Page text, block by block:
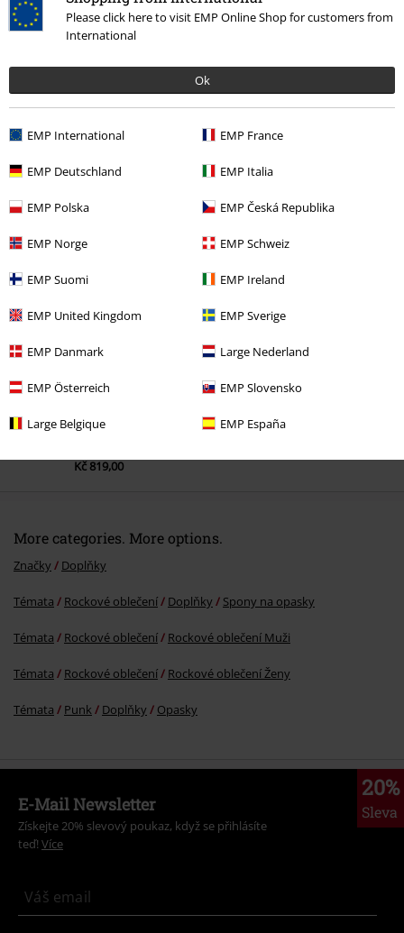
Please click here to visit EMP Online Shop for customers from
International
Ok
EMP International EMP France
EMP Deutschland EMP Italia
EMP Polska EMP Česká Republika
EMP Norge EMP Schweiz
EMP Suomi EMP Ireland
EMP United Kingdom EMP Sverige
EMP Danmark Large Nederland
EMP Österreich EMP Slovensko
Large Belgique EMP España
Ověřená recenze
Pomohlo Vám toto hodnocení?
Kč 819,00
More categories. More options.
Značky Doplňky
Témata Rockové oblečení Doplňky Spony na opasky
Témata Rockové oblečení Rockové oblečení Muži
Témata Rockové oblečení Rockové oblečení Ženy
Témata Punk Doplňky Opasky
20%
Sleva
E-Mail Newsletter
Získejte 20% slevový poukaz, když se přihlásíte
teď! Více